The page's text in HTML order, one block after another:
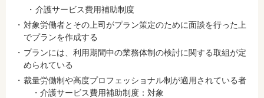
介護サービス費用補助制度
対象労働者とその上司がプラン策定のために面談を行った上
でプランを作成する
プランには、利用期間中の業務体制の検討に関する取組が定
められている
裁量労働制や高度プロフェッショナル制が適用されている者
・介護サービス費用補助制度：対象